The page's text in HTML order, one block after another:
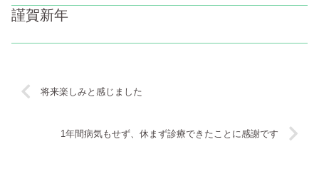
謹賀新年
将来楽しみと感じました
1年間病気もせず、休まず診療できたことに感謝です